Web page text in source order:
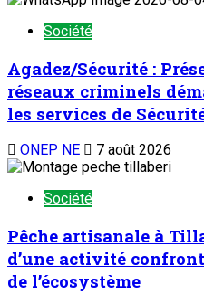
Société
Agadez/Sécurité :
réseaux criminels
les services de
ONEP NE 7 août 2026
Société
Pêche artisanale à
d’une activité
de l’écosystème